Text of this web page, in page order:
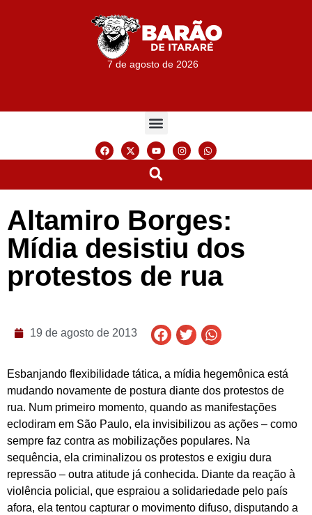
7 de agosto de 2026
Altamiro Borges:
Mídia desistiu dos
protestos de rua
19 de agosto de 2013
Esbanjando flexibilidade tática, a mídia hegemônica está
mudando novamente de postura diante dos protestos de
rua. Num primeiro momento, quando as manifestações
eclodiram em São Paulo, ela invisibilizou as ações – como
sempre faz contra as mobilizações populares. Na
sequência, ela criminalizou os protestos e exigiu dura
repressão – outra atitude já conhecida. Diante da reação à
violência policial, que espraiou a solidariedade pelo país
afora, ela tentou capturar o movimento difuso, disputando a